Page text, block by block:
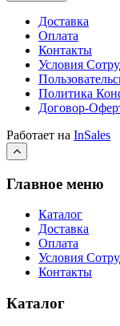
Доставка
Оплата
Контакты
Условия
Политика
Договор-
Работает на InSales
Главное меню
Каталог
Доставка
Оплата
Условия
Контакты
Каталог